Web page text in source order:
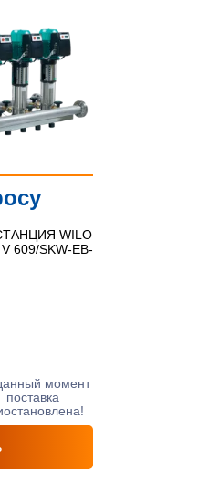
цене ↑
цене ↓
названию ↑
WILO
609/SKW-EB-
момент
поставка